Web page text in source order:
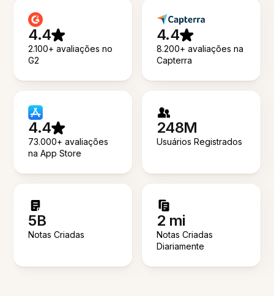
4.4
2.100+ avaliações no
G2
4.4
8.200+ avaliações na
Capterra
4.4
73.000+ avaliações
na App Store
248M
Usuários Registrados
5B
Notas Criadas
2 mi
Notas Criadas
Diariamente